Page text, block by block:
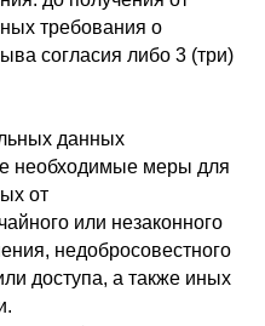
требования о
согласия либо 3 (три)
данных
необходимые меры для
от
или незаконного
недобросовестного
доступа, а также иных